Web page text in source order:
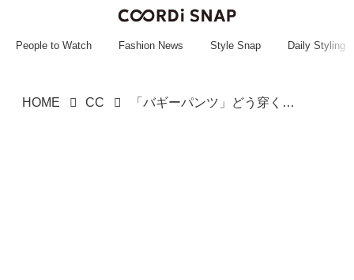
~~~~~~~~~~~
People to Watch Fashion News Style Snap Daily Styling
HOME CC 「バギーパンツ」どう穿く？【ユニクロ】こなれて見える♡「デニムコーデ」